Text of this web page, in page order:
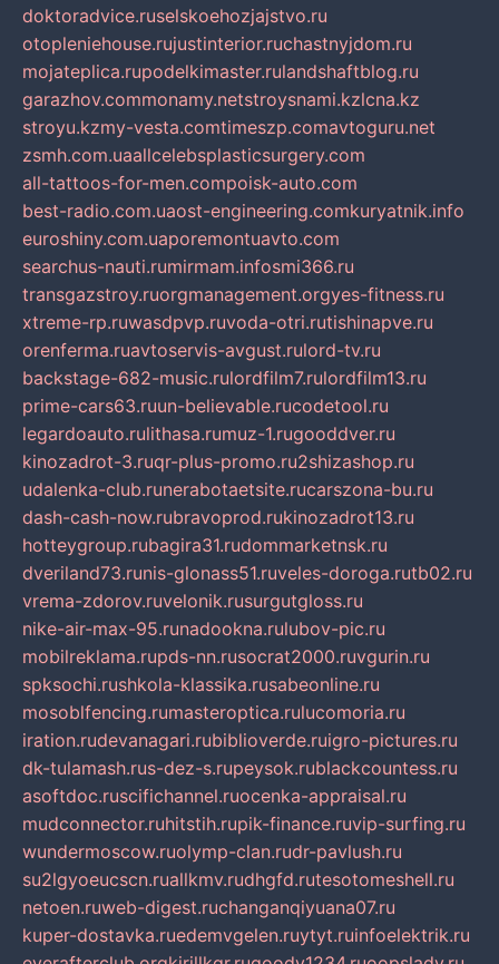
doktoradvice.ruselskoehozjajstvo.ru
otopleniehouse.rujustinterior.ruchastnyjdom.ru
mojateplica.rupodelkimaster.rulandshaftblog.ru
garazhov.commonamy.netstroysnami.kzlcna.kz
stroyu.kzmy-vesta.comtimeszp.comavtoguru.net
zsmh.com.uaallcelebsplasticsurgery.com
all-tattoos-for-men.compoisk-auto.com
best-radio.com.uaost-engineering.comkuryatnik.info
euroshiny.com.uaporemontuavto.com
searchus-nauti.rumirmam.infosmi366.ru
transgazstroy.ruorgmanagement.orgyes-fitness.ru
xtreme-rp.ruwasdpvp.ruvoda-otri.rutishinapve.ru
orenferma.ruavtoservis-avgust.rulord-tv.ru
backstage-682-music.rulordfilm7.rulordfilm13.ru
prime-cars63.ruun-believable.rucodetool.ru
legardoauto.rulithasa.rumuz-1.rugooddver.ru
kinozadrot-3.ruqr-plus-promo.ru2shizashop.ru
udalenka-club.runerabotaetsite.rucarszona-bu.ru
dash-cash-now.rubravoprod.rukinozadrot13.ru
hotteygroup.rubagira31.rudommarketnsk.ru
dveriland73.runis-glonass51.ruveles-doroga.rutb02.ru
vrema-zdorov.ruvelonik.rusurgutgloss.ru
nike-air-max-95.runadookna.rulubov-pic.ru
mobilreklama.rupds-nn.rusocrat2000.ruvgurin.ru
spksochi.rushkola-klassika.rusabeonline.ru
mosoblfencing.rumasteroptica.rulucomoria.ru
iration.rudevanagari.rubiblioverde.ruigro-pictures.ru
dk-tulamash.rus-dez-s.rupeysok.rublackcountess.ru
asoftdoc.ruscifichannel.ruocenka-appraisal.ru
mudconnector.ruhitstih.rupik-finance.ruvip-surfing.ru
wundermoscow.ruolymp-clan.rudr-pavlush.ru
su2lgyoeucscn.ruallkmv.rudhgfd.rutesotomeshell.ru
netoen.ruweb-digest.ruchanganqiyuana07.ru
kuper-dostavka.ruedemvgelen.ruytyt.ruinfoelektrik.ru